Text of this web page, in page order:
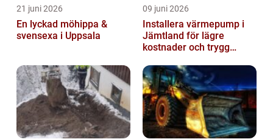
21 juni 2026
En lyckad möhippa &
svensexa i Uppsala
09 juni 2026
Installera värmepump i
Jämtland för lägre
kostnader och trygg